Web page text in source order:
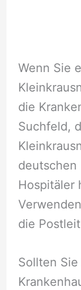
Wenn Sie
die
Suchfeld,
deutschen
Hospitäler
die
Sollten